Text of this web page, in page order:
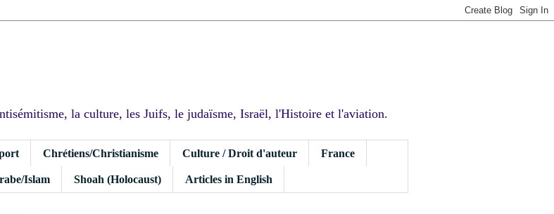
la culture, les Juifs, le judaïsme, Israël, l'Histoire et l'aviation.
Chrétiens/Christianisme Culture / Droit d'auteur France
Islam Shoah (Holocaust) Articles in English